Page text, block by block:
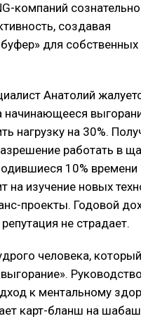
компаний сознательно
создавая
буфер» для собственных
Анатолий
начинающееся
нагрузку на 30%.
работать в
10% времени
на изучение новых
проекты. Годовой
не страдает.
человека, который
к ментальному
карт-бланш на